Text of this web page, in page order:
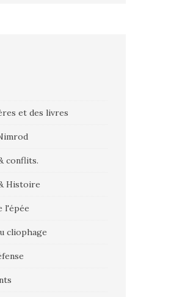
et des livres
conflits.
Histoire
l'épée
cliophage